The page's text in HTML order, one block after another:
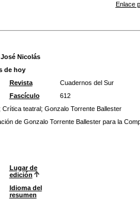
Enlace
Nicolás
de hoy
Revista
Cuadernos del Sur
Fascículo
612
Crítica teatral; Gonzalo Torrente Ballester
de Gonzalo Torrente Ballester para la
Lugar de
edición
Idioma del
resumen